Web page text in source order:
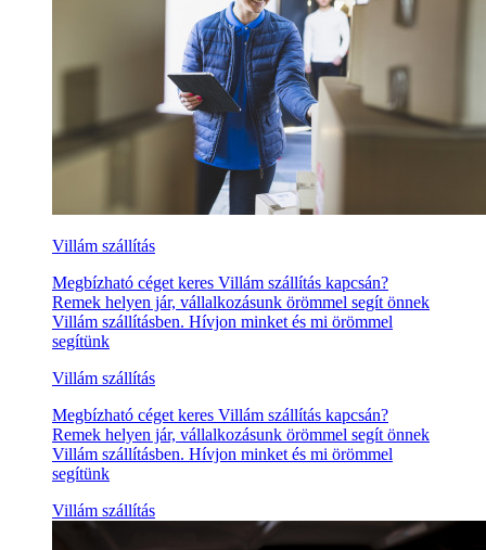
Villám szállítás
Megbízható céget keres Villám szállítás kapcsán?
Remek helyen jár, vállalkozásunk örömmel segít önnek
Villám szállításben. Hívjon minket és mi örömmel
segítünk
Villám szállítás
Megbízható céget keres Villám szállítás kapcsán?
Remek helyen jár, vállalkozásunk örömmel segít önnek
Villám szállításben. Hívjon minket és mi örömmel
segítünk
Villám szállítás